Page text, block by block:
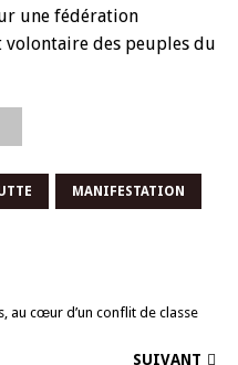
une fédération
des peuples du
MANIFESTATION
au cœur d’un conflit de classe
SUIVANT